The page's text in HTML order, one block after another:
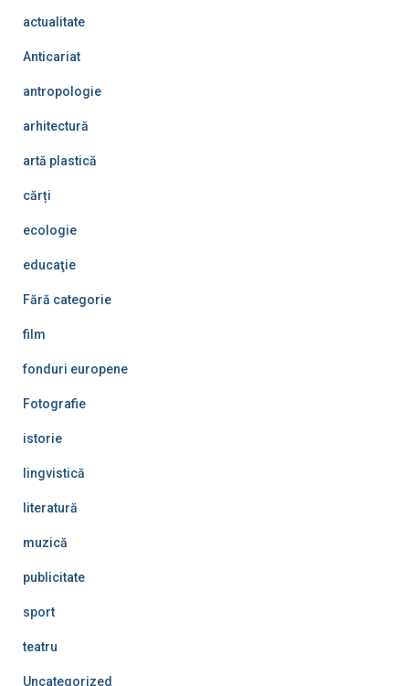
actualitate
Anticariat
antropologie
arhitectură
artă plastică
cărți
ecologie
educaţie
Fără categorie
film
fonduri europene
Fotografie
istorie
lingvistică
literatură
muzică
publicitate
sport
teatru
Uncategorized